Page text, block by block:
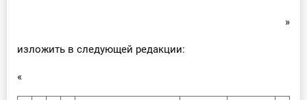
»
изложить в следующей редакции:
«